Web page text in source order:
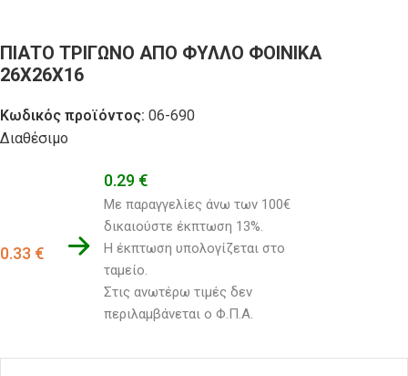
ΠΙΑΤΟ ΤΡΙΓΩΝΟ ΑΠΟ ΦΥΛΛΟ ΦΟΙΝΙΚΑ
26Χ26Χ16
Κωδικός προϊόντος: 06-690
Διαθέσιμο
0.33 €
0.29 €
Με παραγγελίες άνω των 100€
δικαιούστε έκπτωση 13%.
Η έκπτωση υπολογίζεται στο
ταμείο.
Στις ανωτέρω τιμές δεν
περιλαμβάνεται ο Φ.Π.Α.